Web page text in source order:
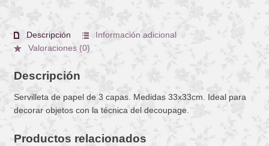
Descripción
Información adicional
Valoraciones (0)
Descripción
Servilleta de papel de 3 capas. Medidas 33x33cm. Ideal para
decorar objetos con la técnica del decoupage.
Productos relacionados